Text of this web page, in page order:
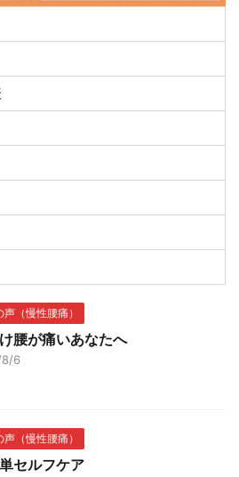
（慢性腰痛）
腰が痛いあなたへ
6
（慢性腰痛）
セルフケア